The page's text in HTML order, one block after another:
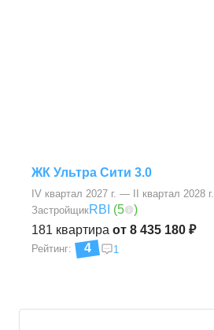
ЖК Ультра Сити 3.0
IV квартал 2027 г. — II квартал 2028 г.
181 квартира от 8 435 180 ₽
ЗастройщикRBI (5 )
Рейтинг: 4 1